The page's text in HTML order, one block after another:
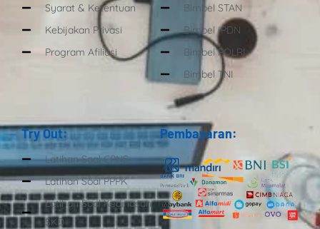
Syarat & Ketentuan
Kebijakan Privasi
Program Afiliasi
Bimbel STAN
Bimbel IPDN
Bimbel POLRI
Bimbel TNI
Try Out:
Latihan Soal CPNS
Latihan Soal PPPK
Latihan Soal Kedinasan
SKD
Pembayaran: